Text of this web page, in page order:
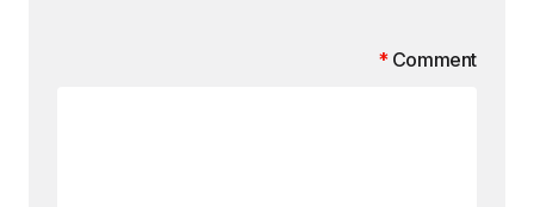
Comment
*